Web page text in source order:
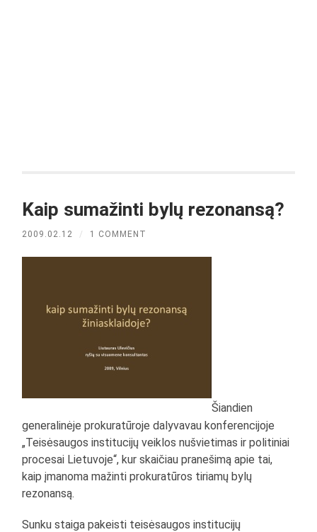
Kaip sumažinti bylų rezonansą?
2009.02.12 / 1 COMMENT
Šiandien
generalinėje prokuratūroje dalyvavau konferencijoje
„Teisėsaugos institucijų veiklos nušvietimas ir politiniai
procesai Lietuvoje“, kur skaičiau pranešimą apie tai,
kaip įmanoma mažinti prokuratūros tiriamų bylų
rezonansą.
Sunku staiga pakeisti teisėsaugos institucijų